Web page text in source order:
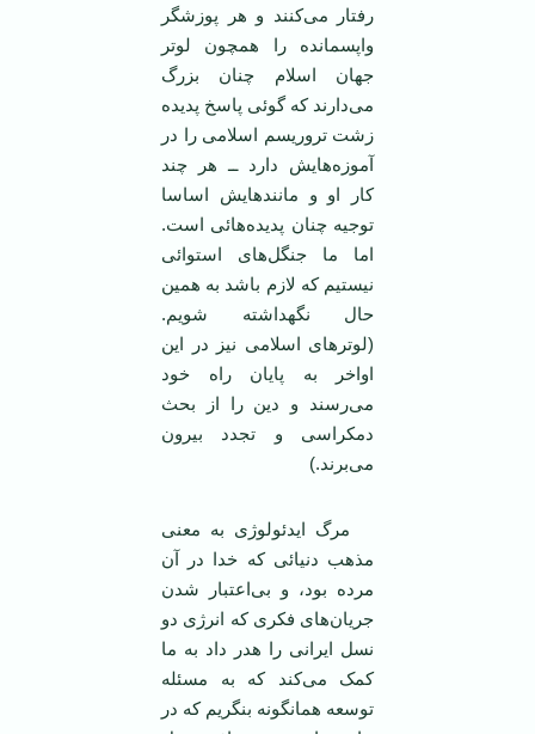
رفتار می‌کنند و هر پوزشگر
واپسمانده را همچون لوتر
جهان اسلام چنان بزرگ
می‌دارند که گوئی پاسخ پديده
زشت تروريسم اسلامی را در
آموزه‌هايش دارد ــ هر چند
کار او و مانندهايش اساسا
توجيه چنان پديده‌هائی است.
اما ما جنگل‌های استوائی
نيستيم که لازم باشد به همين
حال نگهداشته شويم.
(لوترهای اسلامی نيز در اين
اواخر به پايان راه خود
می‌رسند و دين را از بحث
دمکراسی و تجدد بيرون
می‌برند.)
مرگ ايدئولوژی به معنی
مذهب دنيائی که خدا در آن
مرده بود، و بی‌اعتبار شدن
جريان‌های فکری که انرژی دو
نسل ايرانی را هدر داد به ما
کمک می‌کند که به مسئله
توسعه همانگونه بنگريم که در